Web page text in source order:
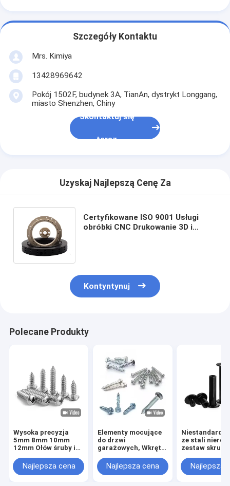
Szczegóły Kontaktu
Mrs. Kimiya
13428969642
Pokój 1502F, budynek 3A, TianAn, dystrykt Longgang,
miasto Shenzhen, Chiny
Skontaktuj się
teraz
Uzyskaj Najlepszą Cenę Za
Certyfikowane ISO 9001 Usługi
obróbki CNC Drukowanie 3D i
Kontyntynuj
Polecane Produkty
Wysoka precyzja
5mm 8mm 10mm
12mm Ołów śruby i
T10 T12 stal
nierdzewna
Najlepsza cena
Elementy mocujące
do drzwi
garażowych, Wkręt
zawiasów z
podkładką gumową,
Najlepsza cena
ze stali
zestaw
DIN914
Najlepsza